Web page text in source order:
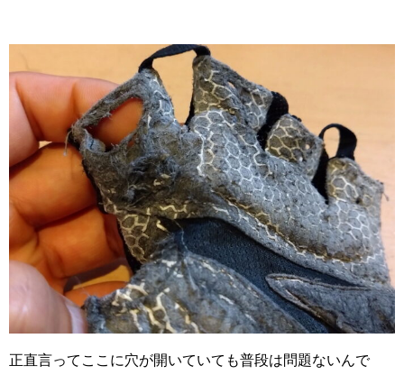
正直言ってここに穴が開いていても普段は問題ないんで